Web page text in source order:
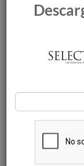
Comentarios